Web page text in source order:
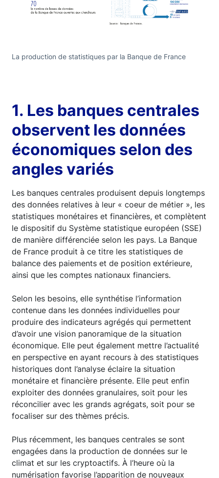
La production de statistiques par la Banque de France
1. Les banques centrales
observent les données
économiques selon des
angles variés
Les banques centrales produisent depuis longtemps
des données relatives à leur « coeur de métier », les
statistiques monétaires et financières, et complètent
le dispositif du Système statistique européen (SSE)
de manière différenciée selon les pays. La Banque
de France produit à ce titre les statistiques de
balance des paiements et de position extérieure,
ainsi que les comptes nationaux financiers.
Selon les besoins, elle synthétise l’information
contenue dans les données individuelles pour
produire des indicateurs agrégés qui permettent
d’avoir une vision panoramique de la situation
économique. Elle peut également mettre l’actualité
en perspective en ayant recours à des statistiques
historiques dont l’analyse éclaire la situation
monétaire et financière présente. Elle peut enfin
exploiter des données granulaires, soit pour les
réconcilier avec les grands agrégats, soit pour se
focaliser sur des thèmes précis.
Plus récemment, les banques centrales se sont
engagées dans la production de données sur le
climat et sur les cryptoactifs. À l’heure où la
numérisation favorise l’apparition de nouveaux